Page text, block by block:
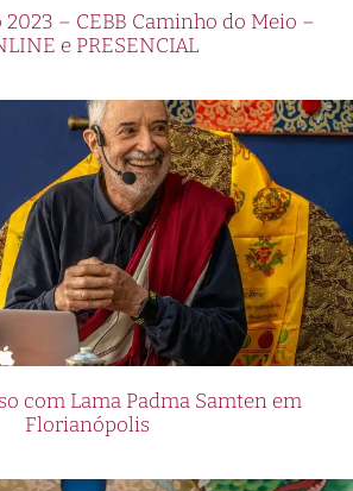
2023 – CEBB Caminho do Meio –
e PRESENCIAL
com Lama Padma Samten em
Florianópolis